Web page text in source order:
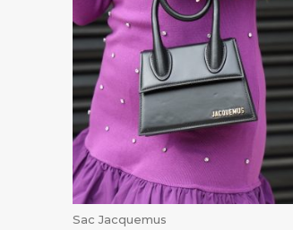
Sac Jacquemus